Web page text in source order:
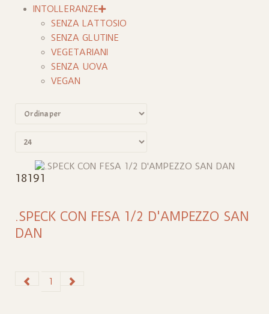
INTOLLERANZE
SENZA LATTOSIO
SENZA GLUTINE
VEGETARIANI
SENZA UOVA
VEGAN
18191
.SPECK CON FESA 1/2 D'AMPEZZO SAN
DAN
1